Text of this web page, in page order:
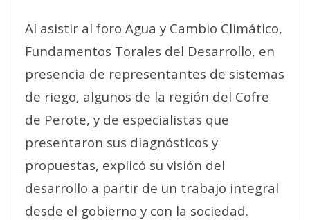
Al asistir al foro Agua y Cambio Climático,
Fundamentos Torales del Desarrollo, en
presencia de representantes de sistemas
de riego, algunos de la región del Cofre
de Perote, y de especialistas que
presentaron sus diagnósticos y
propuestas, explicó su visión del
desarrollo a partir de un trabajo integral
desde el gobierno y con la sociedad.